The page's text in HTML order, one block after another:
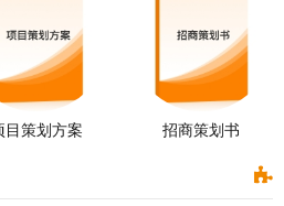
目策划方案 招商策划书